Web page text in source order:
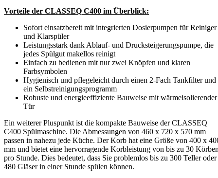
Vorteile der CLASSEQ C400 im Überblick:
Sofort einsatzbereit mit integrierten Dosierpumpen für Reiniger
und Klarspüler
Leistungsstark dank Ablauf- und Drucksteigerungspumpe, die
jedes Spülgut makellos reinigt
Einfach zu bedienen mit nur zwei Knöpfen und klaren
Farbsymbolen
Hygienisch und pflegeleicht durch einen 2-Fach Tankfilter und
ein Selbstreinigungsprogramm
Robuste und energieeffiziente Bauweise mit wärmeisolierender
Tür
Ein weiterer Pluspunkt ist die kompakte Bauweise der CLASSEQ
C400 Spülmaschine. Die Abmessungen von 460 x 720 x 570 mm
passen in nahezu jede Küche. Der Korb hat eine Größe von 400 x
mm und bietet eine hervorragende Korbleistung von bis zu 30
pro Stunde. Dies bedeutet, dass Sie problemlos bis zu 300 Teller oder
480 Gläser in einer Stunde spülen können.